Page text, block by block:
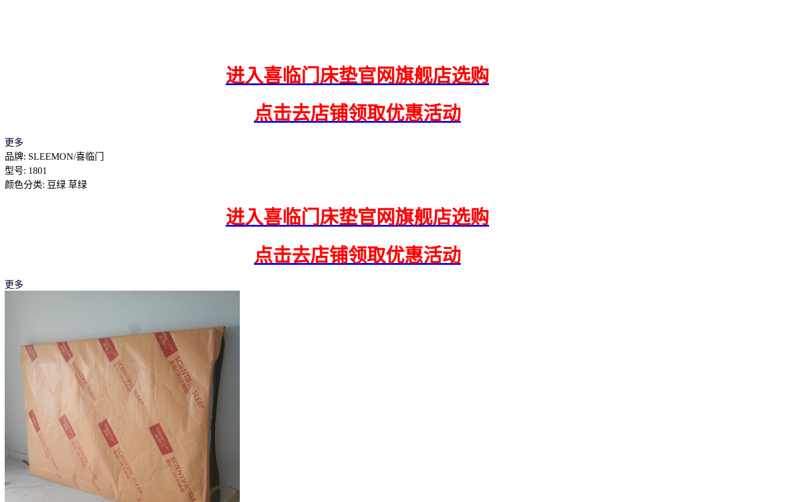
进入喜临门床垫官网旗舰店选购
点击去店铺领取优惠活动
更多
品牌: SLEEMON/喜临门
型号: 1801
颜色分类: 豆绿 草绿
进入喜临门床垫官网旗舰店选购
点击去店铺领取优惠活动
更多